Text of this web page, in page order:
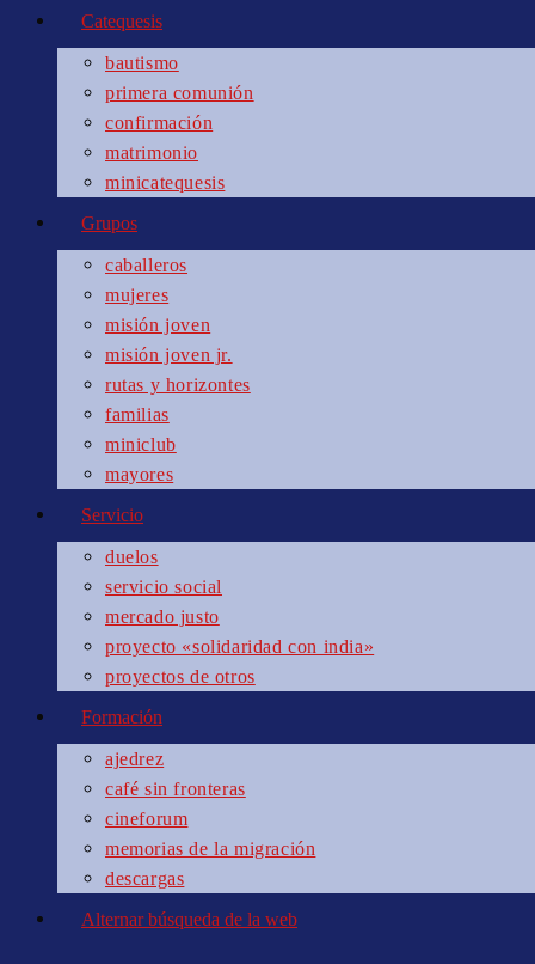
Catequesis
bautismo
primera comunión
confirmación
matrimonio
minicatequesis
Grupos
caballeros
mujeres
misión joven
misión joven jr.
rutas y horizontes
familias
miniclub
mayores
Servicio
duelos
servicio social
mercado justo
proyecto «solidaridad con india»
proyectos de otros
Formación
ajedrez
café sin fronteras
cineforum
memorias de la migración
descargas
Alternar búsqueda de la web